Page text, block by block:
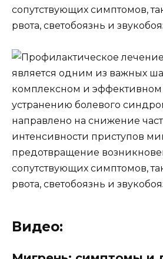
сопутствующих симптомов,
рвота, светобоязнь и
Видео: